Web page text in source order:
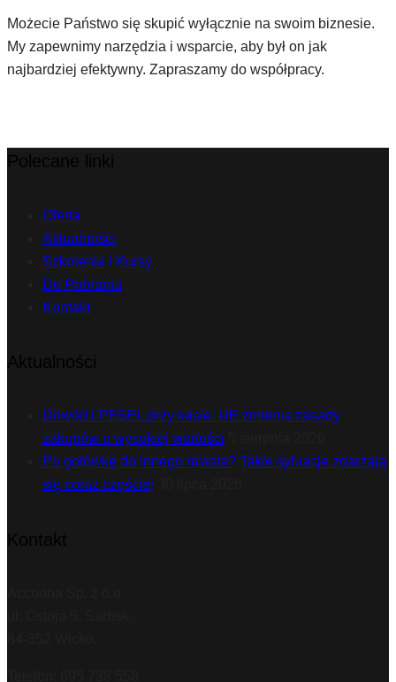
Możecie Państwo się skupić wyłącznie na swoim biznesie.
My zapewnimy narzędzia i wsparcie, aby był on jak
najbardziej efektywny. Zapraszamy do współpracy.
Oferta
Aktualności
Szkolenia i Kursy
Do Pobrania
Kontakt
Dowód i PESEL przy kasie. UE zmienia zasady
zakupów o wysokiej wartości
Po gotówkę do innego miasta? Takie sytuacje zdarzają
się coraz częściej